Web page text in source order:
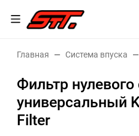
Главная Система впуска
Фильтр
универсальный
Filter